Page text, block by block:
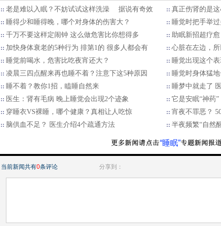
老是难以入眠？不妨试试这样洗澡 据说有奇效
真正伤肾的是
睡得少和睡得晚，哪个对身体的伤害大？
睡觉时把手举
千万不要这样定闹钟 这么做危害比你想得多
助眠新招超疗
加快身体衰老的5种行为 排第1的 很多人都会有
心脏在左边，
睡觉前喝水，危害比吃夜宵还大？
睡觉出现这个
凌晨三四点醒来再也睡不着？注意下这5种原因
睡觉时身体猛
睡不着？教你1招，瞌睡自然来
睡梦中就走了
医生：肾有毛病 晚上睡觉会出现2个迹象
它是安眠“神药
穿睡衣VS裸睡，哪个健康？真相让人吃惊
宵夜不罪恶？
脑供血不足？ 医生介绍4个疏通方法
半夜频繁“自然
“睡眠”
当前新闻共有0条评论 分享到：